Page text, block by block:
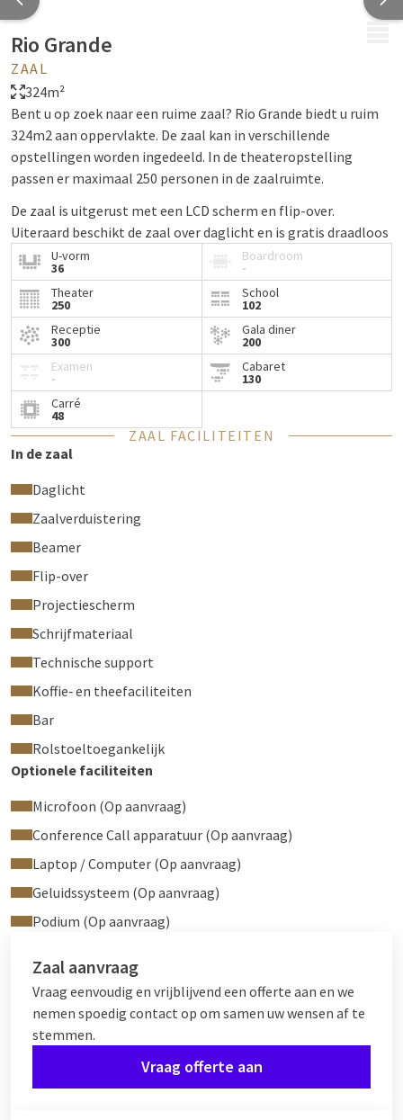
Rio Grande
ZAAL
324m²
Bent u op zoek naar een ruime zaal? Rio Grande biedt u ruim
324m2 aan oppervlakte. De zaal kan in verschillende
opstellingen worden ingedeeld. In de theateropstelling
passen er maximaal 250 personen in de zaalruimte.
De zaal is uitgerust met een LCD scherm en flip-over.
Uiteraard beschikt de zaal over daglicht en is gratis draadloos
internet aanwezig.
U-vorm
36
Boardroom
-
Theater
250
School
102
Receptie
300
Gala diner
200
Examen
-
Cabaret
130
Carré
48
ZAAL FACILITEITEN
In de zaal
Daglicht
Zaalverduistering
Beamer
Flip-over
Projectiescherm
Schrijfmateriaal
Technische support
Koffie‑ en theefaciliteiten
Bar
Rolstoeltoegankelijk
Optionele faciliteiten
Microfoon (Op aanvraag)
Conference Call apparatuur (Op aanvraag)
Laptop / Computer (Op aanvraag)
Geluidssysteem (Op aanvraag)
Podium (Op aanvraag)
Zaal aanvraag
Vraag eenvoudig en vrijblijvend een offerte aan en we
nemen spoedig contact op om samen uw wensen af te
stemmen.
Vraag offerte aan